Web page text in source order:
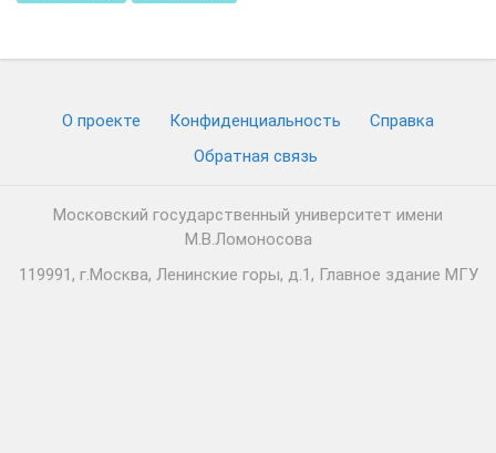
О проекте Конфиденциальность
Cправка
Обратная связь
Московский государственный университет имени
М.В.Ломоносова
119991, г.Москва, Ленинские горы, д.1, Главное здание МГУ